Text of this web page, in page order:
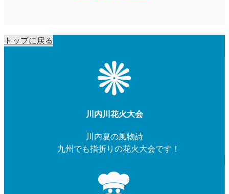
トップに戻る
川内川花火大会
川内夏の風物詩
九州でも指折りの花火大会です！